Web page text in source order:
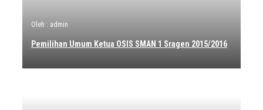
Oleh : admin
Pemilihan Umum Ketua OSIS SMAN 1 Sragen 2015/2016